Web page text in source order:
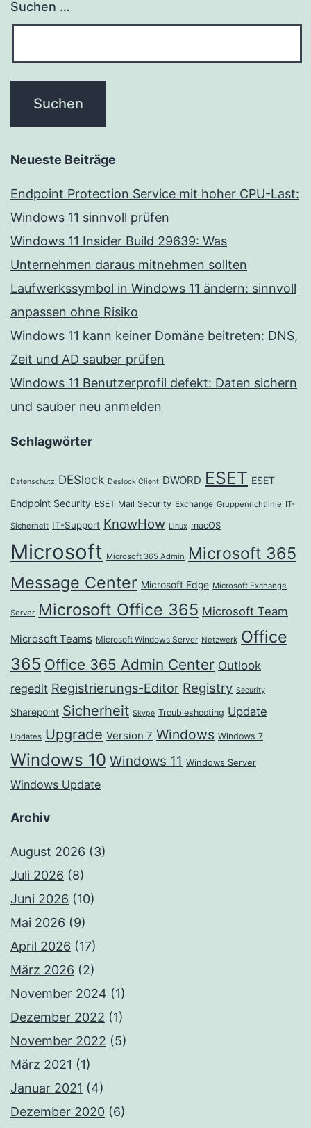
Suchen …
Neueste Beiträge
Endpoint Protection Service mit hoher CPU-Last:
Windows 11 sinnvoll prüfen
Windows 11 Insider Build 29639: Was
Unternehmen daraus mitnehmen sollten
Laufwerkssymbol in Windows 11 ändern: sinnvoll
anpassen ohne Risiko
Windows 11 kann keiner Domäne beitreten: DNS,
Zeit und AD sauber prüfen
Windows 11 Benutzerprofil defekt: Daten sichern
und sauber neu anmelden
Schlagwörter
Datenschutz DESlock Deslock Client DWORD ESET ESET
Endpoint Security ESET Mail Security Exchange Gruppenrichtlinie IT-
Sicherheit IT-Support KnowHow Linux macOS
Microsoft Microsoft 365 Admin Microsoft 365
Message Center Microsoft Edge Microsoft Exchange
Server Microsoft Office 365 Microsoft Team
Microsoft Teams Microsoft Windows Server Netzwerk Office
365 Office 365 Admin Center Outlook
regedit Registrierungs-Editor Registry Security
Sharepoint Sicherheit Skype Troubleshooting Update
Updates Upgrade Version 7 Windows Windows 7
Windows 10 Windows 11 Windows Server
Windows Update
Archiv
August 2026 (3)
Juli 2026 (8)
Juni 2026 (10)
Mai 2026 (9)
April 2026 (17)
März 2026 (2)
November 2024 (1)
Dezember 2022 (1)
November 2022 (5)
März 2021 (1)
Januar 2021 (4)
Dezember 2020 (6)